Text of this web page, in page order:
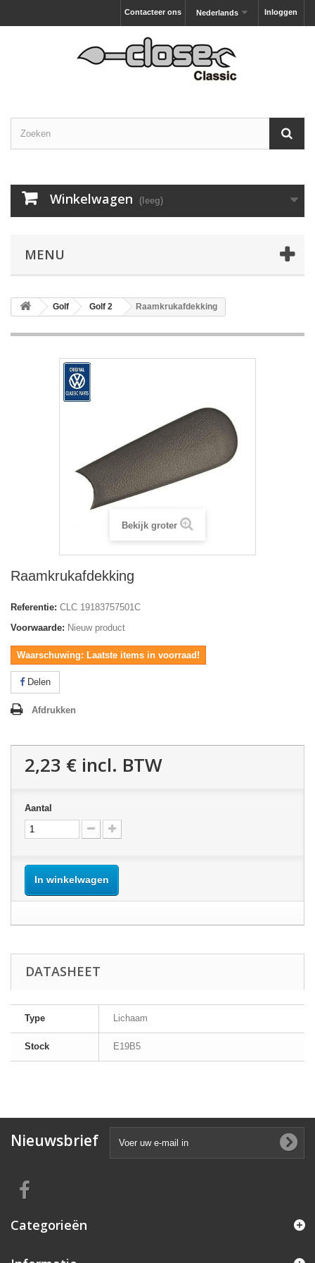
Inloggen
Nederlands
Contacteer ons
Winkelwagen (leeg)
MENU
Golf Golf 2 Raamkrukafdekking
Bekijk groter
Raamkrukafdekking
Referentie: CLC 19183757501C
Voorwaarde: Nieuw product
Waarschuwing: Laatste items in voorraad!
Delen
Afdrukken
2,23 € incl. BTW
Aantal
In winkelwagen
DATASHEET
Type Lichaam
Stock E19B5
Nieuwsbrief
Categorieën